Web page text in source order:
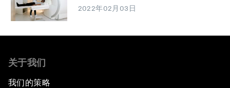
2022年02月03日
关于我们
我们的策略